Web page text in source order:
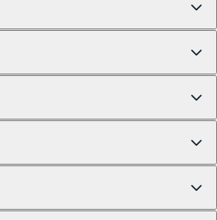
ション L`GENTE（ルジェン